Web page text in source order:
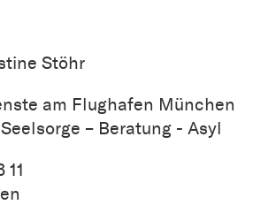
Stöhr
am Flughafen München
– Beratung - Asyl
11